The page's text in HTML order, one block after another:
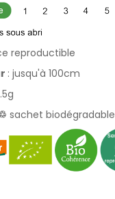
reproductible
: jusqu'à 100cm
sachet biodégradable